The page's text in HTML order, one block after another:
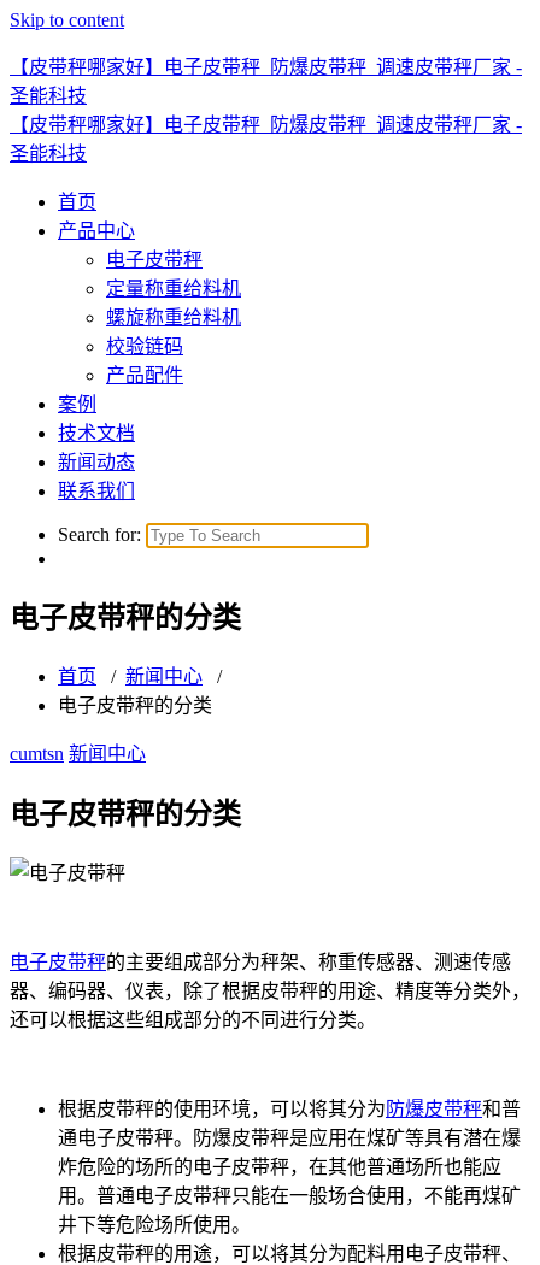
Skip to content
【皮带秤哪家好】电子皮带秤_防爆皮带秤_调速皮带秤厂家 -
圣能科技
【皮带秤哪家好】电子皮带秤_防爆皮带秤_调速皮带秤厂家 -
圣能科技
首页
产品中心
电子皮带秤
定量称重给料机
螺旋称重给料机
校验链码
产品配件
案例
技术文档
新闻动态
联系我们
Search for:
电子皮带秤的分类
首页 / 新闻中心 /
电子皮带秤的分类
cumtsn 新闻中心
电子皮带秤的分类
电子皮带秤的主要组成部分为秤架、称重传感器、测速传感
器、编码器、仪表，除了根据皮带秤的用途、精度等分类外，
还可以根据这些组成部分的不同进行分类。
根据皮带秤的使用环境，可以将其分为 防爆皮带秤和普
通电子皮带秤。防爆皮带秤是应用在煤矿等具有潜在爆
炸危险的场所的电子皮带秤，在其他普通场所也能应
用。普通电子皮带秤只能在一般场合使用，不能再煤矿
井下等危险场所使用。
根据皮带秤的用途，可以将其分为配料用电子皮带秤、